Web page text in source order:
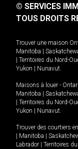
© SERVICES
TOUS DROITS
Trouver une maison
Manitoba
Territoires du Nord-
Yukon
Nunavut.
Maisons à louer -
Manitoba
Territoires du Nord-
Yukon
Nunavut.
Trouver des courtiers en
Manitoba
Labrador
Territoires